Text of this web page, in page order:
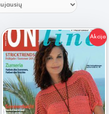
Akcija